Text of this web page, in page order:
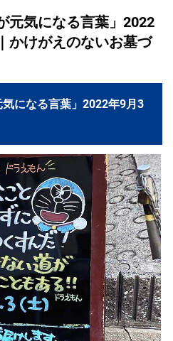
元気になる言葉」2022
かけがえのないお墓づ
になる言葉」2022年9月3